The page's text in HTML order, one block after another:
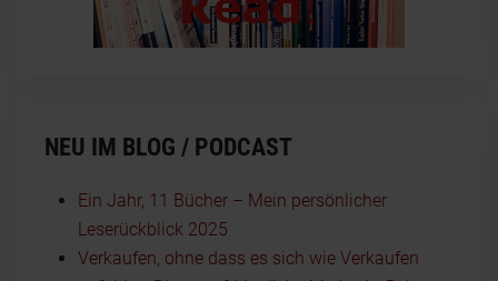
NEU IM BLOG / PODCAST
Ein Jahr, 11 Bücher – Mein persönlicher
Leserückblick 2025
Verkaufen, ohne dass es sich wie Verkaufen